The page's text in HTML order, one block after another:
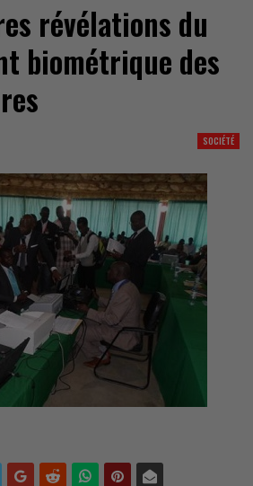
révélations du
biométrique des
SOCIÉTÉ